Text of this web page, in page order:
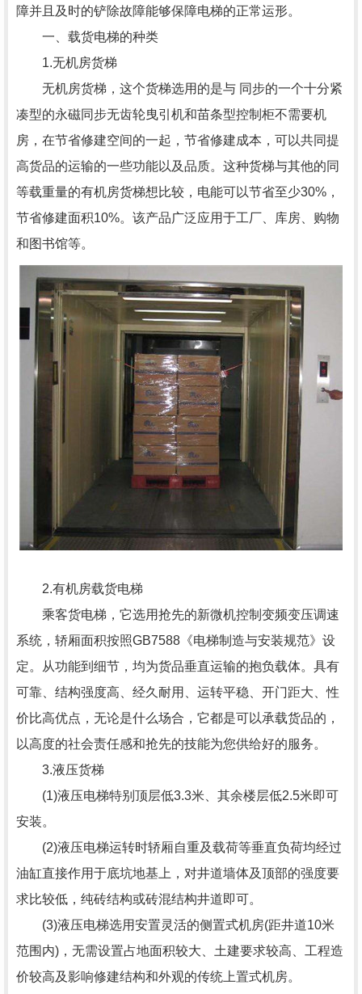
障并且及时的铲除故障能够保障电梯的正常运形。
一、载货电梯的种类
1.无机房货梯
无机房货梯，这个货梯选用的是与 同步的一个十分紧
凑型的永磁同步无齿轮曳引机和苗条型控制柜不需要机
房，在节省修建空间的一起，节省修建成本，可以共同提
高货品的运输的一些功能以及品质。这种货梯与其他的同
等载重量的有机房货梯想比较，电能可以节省至少30%，
节省修建面积10%。该产品广泛应用于工厂、库房、购物
和图书馆等。
2.有机房载货电梯
乘客货电梯，它选用抢先的新微机控制变频变压调速
系统，轿厢面积按照GB7588《电梯制造与安装规范》设
定。从功能到细节，均为货品垂直运输的抱负载体。具有
可靠、结构强度高、经久耐用、运转平稳、开门距大、性
价比高优点，无论是什么场合，它都是可以承载货品的，
以高度的社会责任感和抢先的技能为您供给好的服务。
3.液压货梯
(1)液压电梯特别顶层低3.3米、其余楼层低2.5米即可
安装。
(2)液压电梯运转时轿厢自重及载荷等垂直负荷均经过
油缸直接作用于底坑地基上，对井道墙体及顶部的强度要
求比较低，纯砖结构或砖混结构井道即可。
(3)液压电梯选用安置灵活的侧置式机房(距井道10米
范围内)，无需设置占地面积较大、土建要求较高、工程造
价较高及影响修建结构和外观的传统上置式机房。